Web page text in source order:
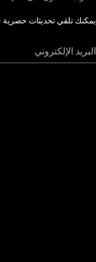
يمكنك تلقي تحديثات حصرية
البريد الإلكتروني